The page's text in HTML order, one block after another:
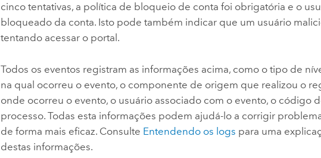
cinco tentativas, a política de bloqueio de conta foi obrigatória e o
bloqueado da conta. Isto pode também indicar que um usuário
tentando acessar o portal.
Todos os eventos registram as informações acima, como o tipo de
na qual ocorreu o evento, o componente de origem que realizou o
onde ocorreu o evento, o usuário associado com o evento, o código
processo. Todas esta informações podem ajudá-lo a corrigir
de forma mais eficaz. Consulte Entendendo os logs para uma
destas informações.